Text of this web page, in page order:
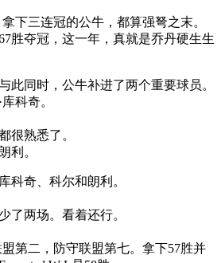
下三连冠的公牛，都算强弩之末。
胜夺冠，这一年，真就是乔丹硬生生
此同时，公牛补进了两个重要球员。
科奇。
很熟悉了。
利。
科奇、科尔和朗利。
了两场。看着还行。
第二，防守联盟第七。拿下57胜并